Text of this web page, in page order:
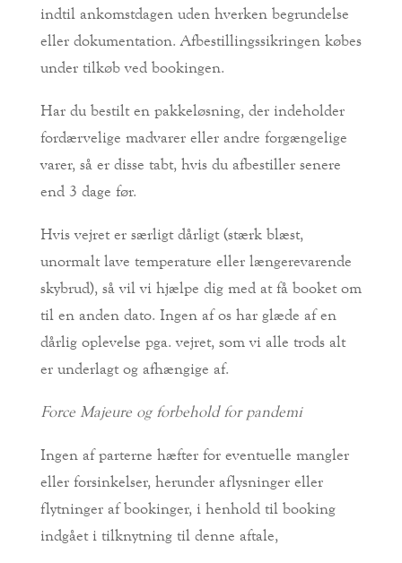
indtil ankomstdagen uden hverken begrundelse
eller dokumentation. Afbestillingssikringen købes
under tilkøb ved bookingen.
Har du bestilt en pakkeløsning, der indeholder
fordærvelige madvarer eller andre forgængelige
varer, så er disse tabt, hvis du afbestiller senere
end 3 dage før.
Hvis vejret er særligt dårligt (stærk blæst,
unormalt lave temperature eller længerevarende
skybrud), så vil vi hjælpe dig med at få booket om
til en anden dato. Ingen af os har glæde af en
dårlig oplevelse pga. vejret, som vi alle trods alt
er underlagt og afhængige af.
Force Majeure og forbehold for pandemi
Ingen af parterne hæfter for eventuelle mangler
eller forsinkelser, herunder aflysninger eller
flytninger af bookinger, i henhold til booking
indgået i tilknytning til denne aftale,